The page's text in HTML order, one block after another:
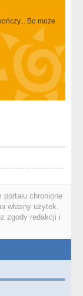
Bo może
portalu chronione
własny użytek.
zgody redakcji i